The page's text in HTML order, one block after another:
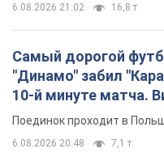
6.08.2026 21:02 16,8 т.
Самый дорогой
"Динамо" забил
10-й минуте матча.
Поединок проходит в
6.08.2026 20:48 7,1 т.